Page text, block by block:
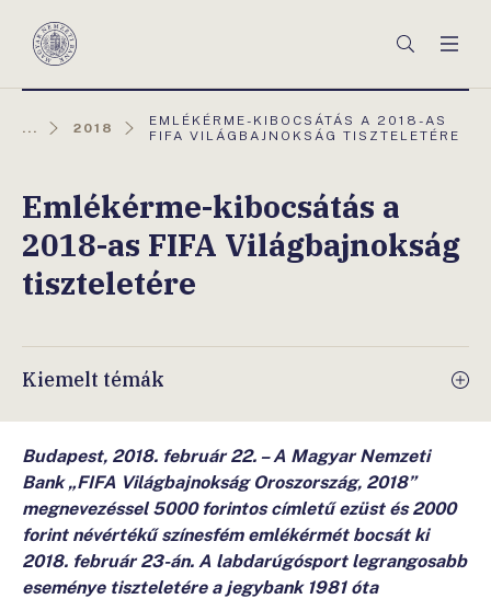
Magyar
Keresés
... 2018
AKTUÁLIS
OLDAL:
EMLÉKÉRME-KIBOCSÁTÁS A 2018-AS
FIFA VILÁGBAJNOKSÁG TISZTELETÉRE
Emlékérme-kibocsátás a
2018-as FIFA Világbajnokság
tiszteletére
Kiemelt témák
Budapest, 2018. február 22. – A Magyar Nemzeti
Bank „FIFA Világbajnokság Oroszország, 2018”
megnevezéssel 5000 forintos címletű ezüst és 2000
forint névértékű színesfém emlékérmét bocsát ki
2018. február 23-án. A labdarúgósport legrangosabb
eseménye tiszteletére a jegybank 1981 óta